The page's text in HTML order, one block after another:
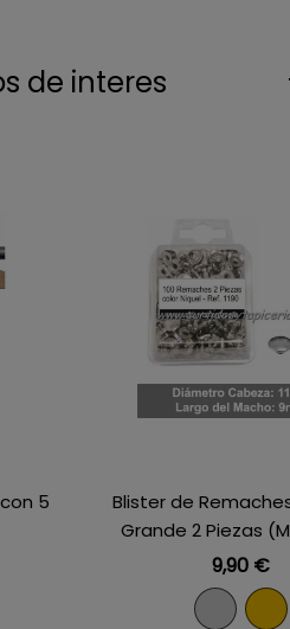
de interes
5
Blister de
Grande 2 Piezas
Precio
9,90 €
Niquel